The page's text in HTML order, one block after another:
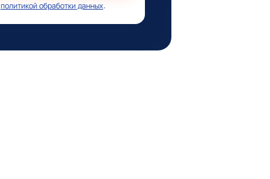
политикой обработки данных.